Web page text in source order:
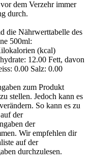
dem Verzehr immer
durch.
die Nährwerttabelle des
500ml:
(kcal)
12.00 Fett, davon
0.00 Salz: 0.00
zum Produkt
stellen. Jedoch kann es
So kann es zu
der
der
Wir empfehlen dir
auf der
durchzulesen.